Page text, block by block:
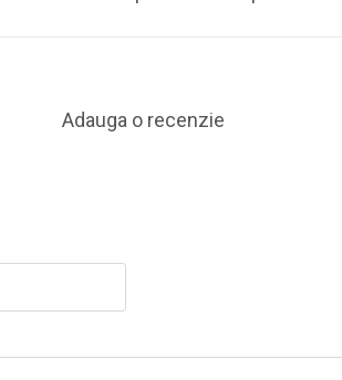
Adauga o recenzie